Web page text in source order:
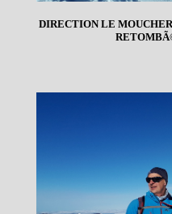
DIRECTION LE